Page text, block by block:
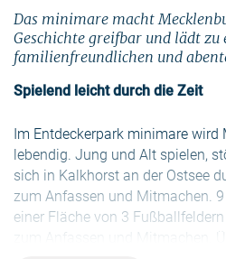
Das minimare macht
Geschichte greifbar und lädt zu
familienfreundlichen und
Spielend leicht durch die Zeit
Im Entdeckerpark minimare wird
lebendig. Jung und Alt spielen,
sich in Kalkhorst an der Ostsee
zum Anfassen und Mitmachen.
einer Fläche von 3
zum Anfassen und Mitmachen.